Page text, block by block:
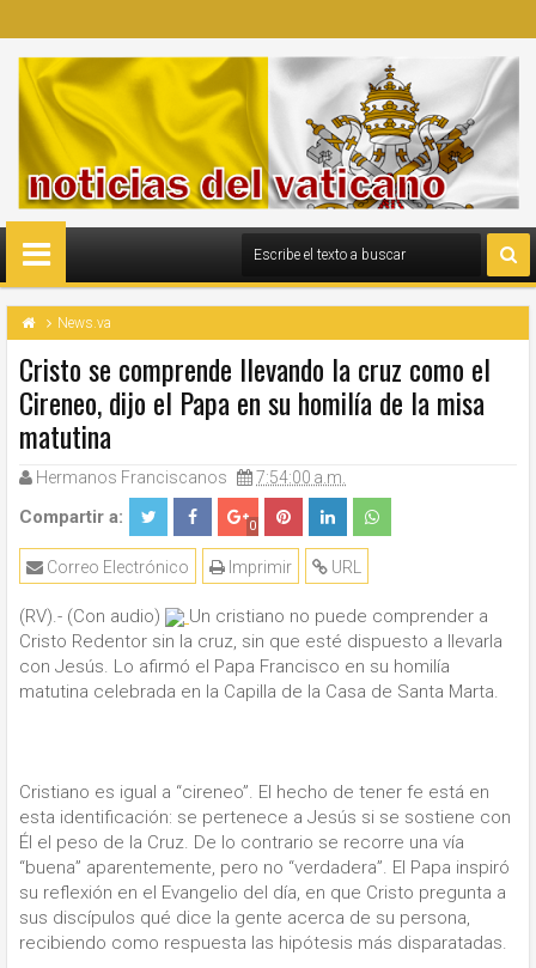
News.va
Cristo se comprende llevando la cruz como el
Cireneo, dijo el Papa en su homilía de la misa
matutina
Hermanos Franciscanos 7:54:00 a.m.
Compartir a: 0
URL
Imprimir
Correo Electrónico
(RV).- (Con audio)
Un cristiano no puede comprender a
Cristo Redentor sin la cruz, sin que esté dispuesto a llevarla
con Jesús. Lo afirmó el Papa Francisco en su homilía
matutina celebrada en la Capilla de la Casa de Santa Marta.
Cristiano es igual a “cireneo”. El hecho de tener fe está en
esta identificación: se pertenece a Jesús si se sostiene con
Él el peso de la Cruz. De lo contrario se recorre una vía
“buena” aparentemente, pero no “verdadera”. El Papa inspiró
su reflexión en el Evangelio del día, en que Cristo pregunta a
sus discípulos qué dice la gente acerca de su persona,
recibiendo como respuesta las hipótesis más disparatadas.